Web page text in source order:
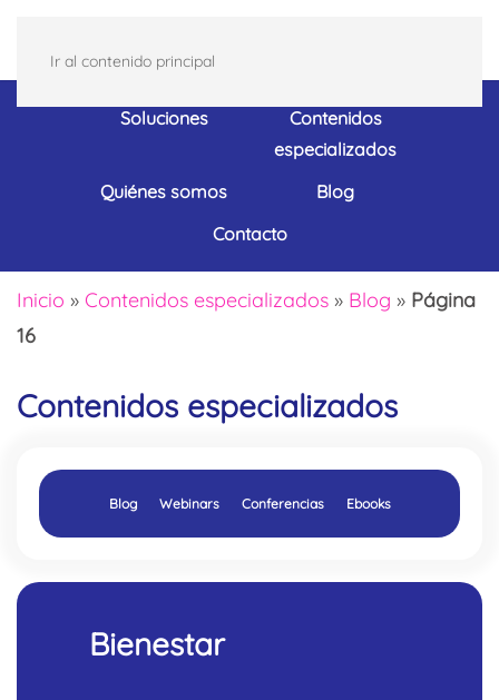
Ir al contenido principal
Soluciones
Contenidos
especializados
Quiénes somos
Blog
Contacto
Inicio » Contenidos especializados » Blog » Página
16
Contenidos especializados
Blog Webinars Conferencias Ebooks
Bienestar